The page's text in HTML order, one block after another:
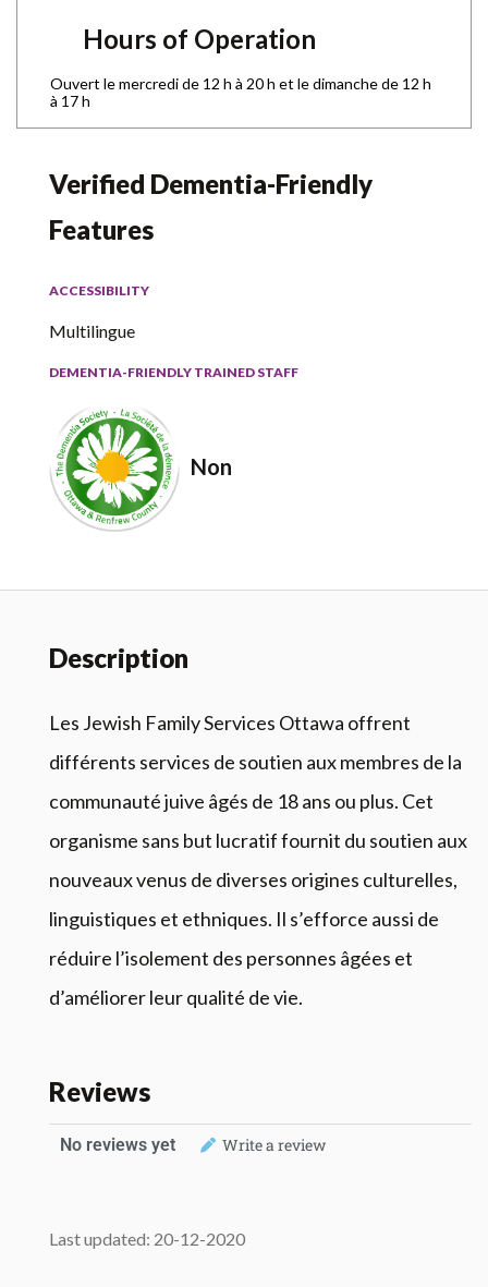
Hours of Operation
Ouvert le mercredi de 12 h à 20 h et le dimanche de 12 h
à 17 h
Verified Dementia-Friendly
Features
ACCESSIBILITY
Multilingue
DEMENTIA-FRIENDLY TRAINED STAFF
Non
Description
Les Jewish Family Services Ottawa offrent
différents services de soutien aux membres de la
communauté juive âgés de 18 ans ou plus. Cet
organisme sans but lucratif fournit du soutien aux
nouveaux venus de diverses origines culturelles,
linguistiques et ethniques. Il s’efforce aussi de
réduire l’isolement des personnes âgées et
d’améliorer leur qualité de vie.
Reviews
No reviews yet Write a review
Last updated: 20-12-2020